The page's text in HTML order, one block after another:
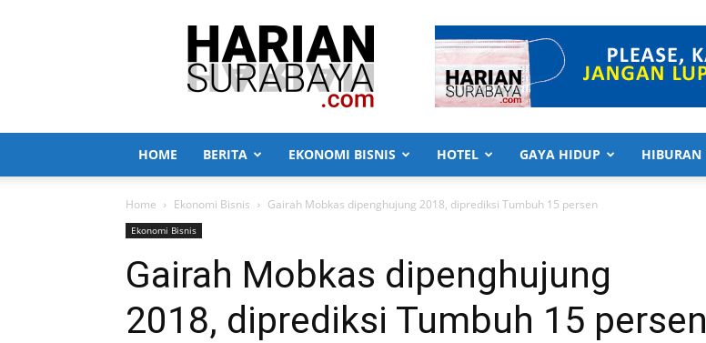
Harian
Surabaya
HOME BERITA EKONOMI BISNIS HOTEL GAYA HIDUP HIBURAN
Home Ekonomi Bisnis Gairah Mobkas dipenghujung 2018, diprediksi Tumbuh 15 persen
Ekonomi Bisnis
Gairah Mobkas dipenghujung
2018, diprediksi Tumbuh 15 persen